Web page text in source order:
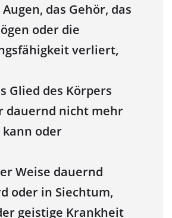
das Gehör, das
oder die
verliert,
Glied des Körpers
dauernd nicht mehr
oder
Weise dauernd
oder in Siechtum,
geistige Krankheit